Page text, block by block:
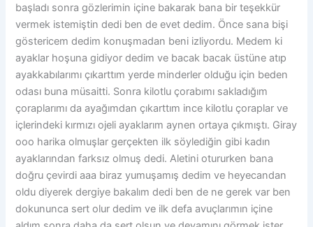
başladı sonra gözlerimin içine bakarak bana bir teşekkür
vermek istemiştin dedi ben de evet dedim. Önce sana bişi
göstericem dedim konuşmadan beni izliyordu. Medem ki
ayaklar hoşuna gidiyor dedim ve bacak bacak üstüne atıp
ayakkabılarımı çıkarttım yerde minderler olduğu için beden
odası buna müsaitti. Sonra kilotlu çorabımı sakladığım
çoraplarımı da ayağımdan çıkarttım ince kilotlu çoraplar ve
içlerindeki kırmızı ojeli ayaklarım aynen ortaya çıkmıştı. Giray
ooo harika olmuşlar gerçekten ilk söylediğin gibi kadın
ayaklarından farksız olmuş dedi. Aletini otururken bana
doğru çevirdi aaa biraz yumuşamış dedim ve heyecandan
oldu diyerek dergiye bakalım dedi ben de ne gerek var ben
dokununca sert olur dedim ve ilk defa avuçlarımın içine